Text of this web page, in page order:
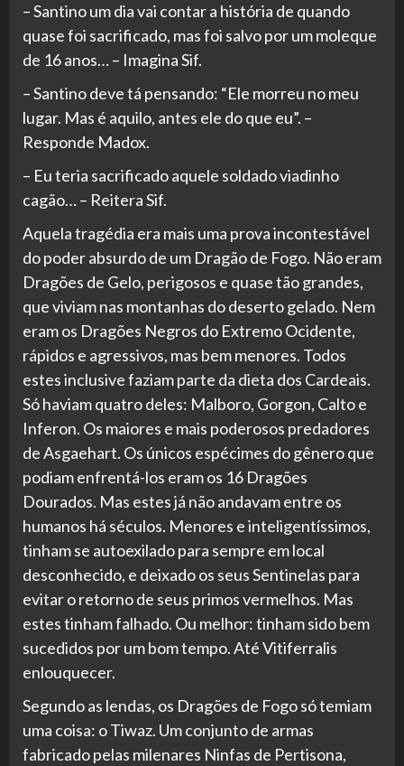
– Santino um dia vai contar a história de quando
quase foi sacrificado, mas foi salvo por um moleque
de 16 anos… – Imagina Sif.
– Santino deve tá pensando: “Ele morreu no meu
lugar. Mas é aquilo, antes ele do que eu”. –
Responde Madox.
– Eu teria sacrificado aquele soldado viadinho
cagão… – Reitera Sif.
Aquela tragédia era mais uma prova incontestável
do poder absurdo de um Dragão de Fogo. Não eram
Dragões de Gelo, perigosos e quase tão grandes,
que viviam nas montanhas do deserto gelado. Nem
eram os Dragões Negros do Extremo Ocidente,
rápidos e agressivos, mas bem menores. Todos
estes inclusive faziam parte da dieta dos Cardeais.
Só haviam quatro deles: Malboro, Gorgon, Calto e
Inferon. Os maiores e mais poderosos predadores
de Asgaehart. Os únicos espécimes do gênero que
podiam enfrentá-los eram os 16 Dragões
Dourados. Mas estes já não andavam entre os
humanos há séculos. Menores e inteligentíssimos,
tinham se autoexilado para sempre em local
desconhecido, e deixado os seus Sentinelas para
evitar o retorno de seus primos vermelhos. Mas
estes tinham falhado. Ou melhor: tinham sido bem
sucedidos por um bom tempo. Até Vitiferralis
enlouquecer.
Segundo as lendas, os Dragões de Fogo só temiam
uma coisa: o Tiwaz. Um conjunto de armas
fabricado pelas milenares Ninfas de Pertisona,